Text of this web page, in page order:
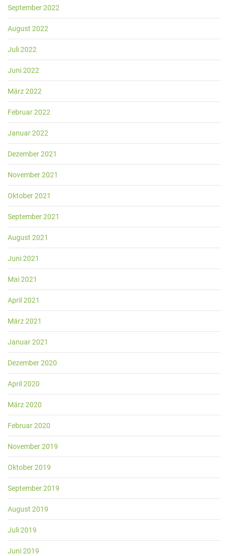
September 2022
August 2022
Juli 2022
Juni 2022
März 2022
Februar 2022
Januar 2022
Dezember 2021
November 2021
Oktober 2021
September 2021
August 2021
Juni 2021
Mai 2021
April 2021
März 2021
Januar 2021
Dezember 2020
April 2020
März 2020
Februar 2020
November 2019
Oktober 2019
September 2019
August 2019
Juli 2019
Juni 2019